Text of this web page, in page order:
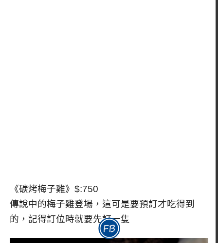
《碳烤梅子雞》$:750
傳說中的梅子雞登場，這可是要預訂才吃得到
的，記得訂位時就要先訂一隻